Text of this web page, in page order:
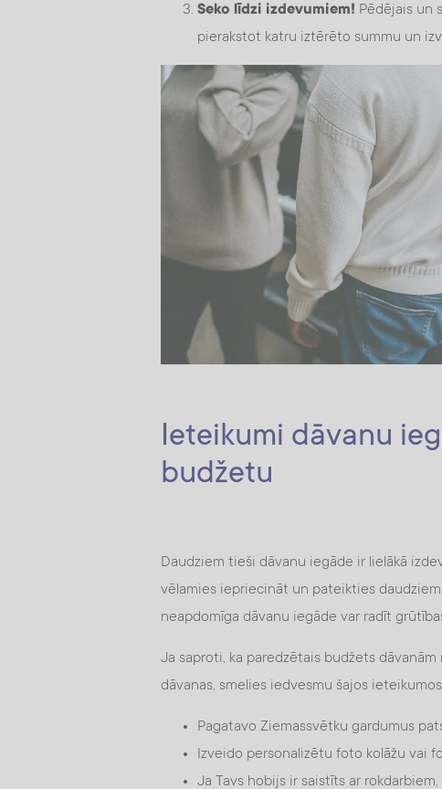
Seko līdzi izdevumiem! Pēdējais un
pierakstot katru iztērēto summu un
Ieteikumi dāvanu
budžetu
Daudziem tieši dāvanu iegāde ir lielākā
vēlamies iepriecināt un pateikties
neapdomīga dāvanu iegāde var radīt
Ja saproti, ka paredzētais budžets
dāvanas, smelies iedvesmu šajos
Pagatavo Ziemassvētku gardumus
Izveido personalizētu foto kolāžu vai
Ja Tavs hobijs ir saistīts ar